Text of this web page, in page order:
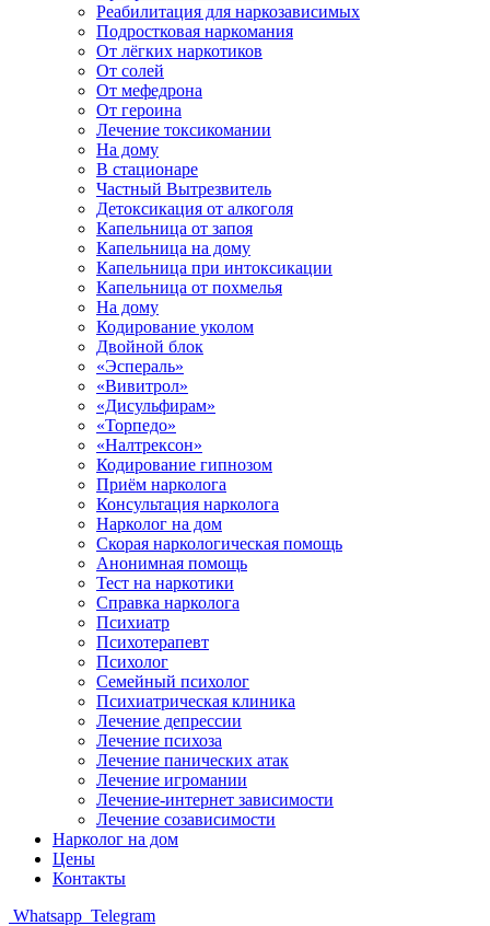
Реабилитация для наркозависимых
Подростковая наркомания
От лёгких наркотиков
От солей
От мефедрона
От героина
Лечение токсикомании
На дому
В стационаре
Частный Вытрезвитель
Детоксикация от алкоголя
Капельница от запоя
Капельница на дому
Капельница при интоксикации
Капельница от похмелья
На дому
Кодирование уколом
Двойной блок
«Эспераль»
«Вивитрол»
«Дисульфирам»
«Торпедо»
«Налтрексон»
Кодирование гипнозом
Приём нарколога
Консультация нарколога
Нарколог на дом
Скорая наркологическая помощь
Анонимная помощь
Тест на наркотики
Справка нарколога
Психиатр
Психотерапевт
Психолог
Семейный психолог
Психиатрическая клиника
Лечение депрессии
Лечение психоза
Лечение панических атак
Лечение игромании
Лечение-интернет зависимости
Лечение созависимости
Нарколог на дом
Цены
Контакты
Whatsapp Telegram